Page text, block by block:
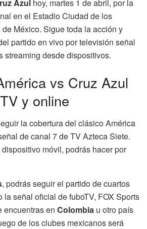
Azul hoy, martes 1 de abril, por la
en el Estadio Ciudad de los
México. Sigue toda la acción y
partido en vivo por televisión señal
streaming desde dispositivos.
vs Cruz Azul
y online
la cobertura del clásico América
de canal 7 de TV Azteca Siete.
móvil, podrás hacer por
, podrás seguir el partido de cuartos
señal oficial de fuboTV, FOX Sports
encuentras en Colombia u otro país
de los clubes mexicanos será